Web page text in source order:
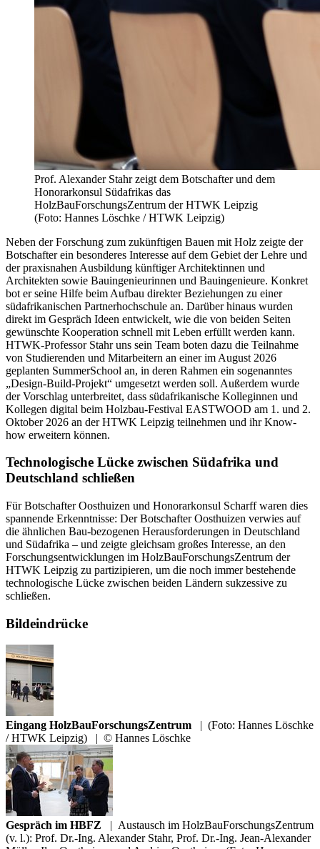
Prof. Alexander Stahr zeigt dem Botschafter und dem
Honorarkonsul Südafrikas das
HolzBauForschungsZentrum der HTWK Leipzig
(Foto: Hannes Löschke / HTWK Leipzig)
Neben der Forschung zum zukünftigen Bauen mit Holz zeigte der
Botschafter ein besonderes Interesse auf dem Gebiet der Lehre und
der praxisnahen Ausbildung künftiger Architektinnen und
Architekten sowie Bauingenieurinnen und Bauingenieure. Konkret
bot er seine Hilfe beim Aufbau direkter Beziehungen zu einer
südafrikanischen Partnerhochschule an. Darüber hinaus wurden
direkt im Gespräch Ideen entwickelt, wie die von beiden Seiten
gewünschte Kooperation schnell mit Leben erfüllt werden kann.
HTWK-Professor Stahr uns sein Team boten dazu die Teilnahme
von Studierenden und Mitarbeitern an einer im August 2026
geplanten SummerSchool an, in deren Rahmen ein sogenanntes
„Design-Build-Projekt“ umgesetzt werden soll. Außerdem wurde
der Vorschlag unterbreitet, dass südafrikanische Kolleginnen und
Kollegen digital beim Holzbau-Festival EASTWOOD am 1. und 2.
Oktober 2026 an der HTWK Leipzig teilnehmen und ihr Know-
how erweitern können.
Technologische Lücke zwischen Südafrika und
Deutschland schließen
Für Botschafter Oosthuizen und Honorarkonsul Scharff waren dies
spannende Erkenntnisse: Der Botschafter Oosthuizen verwies auf
die ähnlichen Bau-bezogenen Herausforderungen in Deutschland
und Südafrika – und zeigte gleichsam großes Interesse, an den
Forschungsentwicklungen im HolzBauForschungsZentrum der
HTWK Leipzig zu partizipieren, um die noch immer bestehende
technologische Lücke zwischen beiden Ländern sukzessive zu
schließen.
Bildeindrücke
Eingang HolzBauForschungsZentrum
(Foto: Hannes Löschke
/ HTWK Leipzig)
© Hannes Löschke
Gespräch im HBFZ
Austausch im HolzBauForschungsZentrum
(v. l.): Prof. Dr.-Ing. Alexander Stahr, Prof. Dr.-Ing. Jean-Alexander